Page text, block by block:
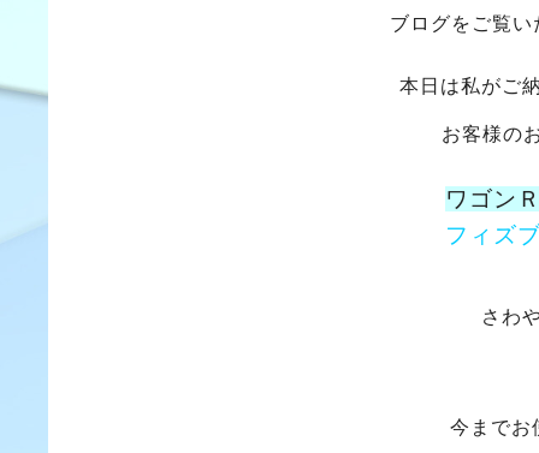
ブログをご覧
本日は私がご
お客様の
ワゴン
フィズ
さわ
今までお